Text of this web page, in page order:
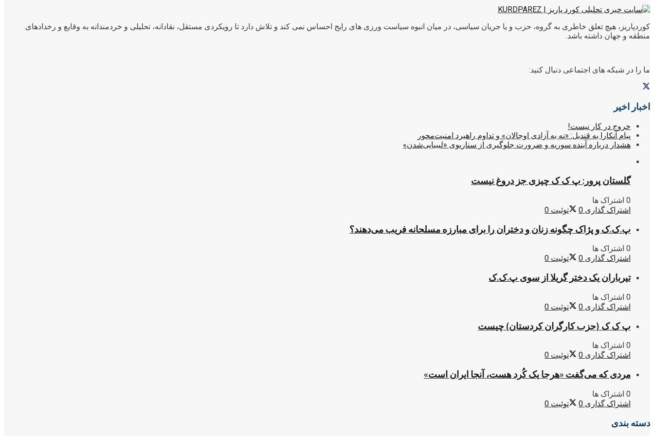
کوردپاریز، هیچ تعلق خاطری به گروه، حزب و یا جریان سیاسی، در میان انبوه سیاست ورزی های رایج احساس نمی کند و تلاش دارد تا رویکردی مستقل، نقادانه، تحلیلی و خردمندانه به وقایع و رخدادهای
منطقه و جهان داشته باشد.
ما را در شبکه های اجتماعی دنبال کنید:
اخبار اخیر
خروج در کار نیست!
پیام آنکارا به قندیل: «نه به آزادی اوجالان» و تداوم راهبرد امنیت‌محور
هشدار درباره آینده سوریه و ضرورت جلوگیری از سناریوی «لیبیایی‌شدن»
گلستان پرور: پ ک ک چیزی جز دروغ نیست
0 اشتراک ها
اشتراک گذاری 0 توئیت 0
پ.ک.ک و پژاک چگونه زنان و دختران را برای مبارزه مسلحانه فریب می‌دهند؟
0 اشتراک ها
اشتراک گذاری 0 توئیت 0
تیرباران یک دختر گریلا از سوی پ.ک.ک
0 اشتراک ها
اشتراک گذاری 0 توئیت 0
پ ک ک (حزب کارگران کردستان) چیست
0 اشتراک ها
اشتراک گذاری 0 توئیت 0
مردی که می‌گفت «هرجا یک کُرد هست، آنجا ایران است»
0 اشتراک ها
اشتراک گذاری 0 توئیت 0
دسته بندی